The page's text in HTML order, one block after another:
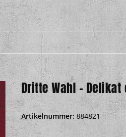
Dritte Wahl - Delikat
Artikelnummer: 884821